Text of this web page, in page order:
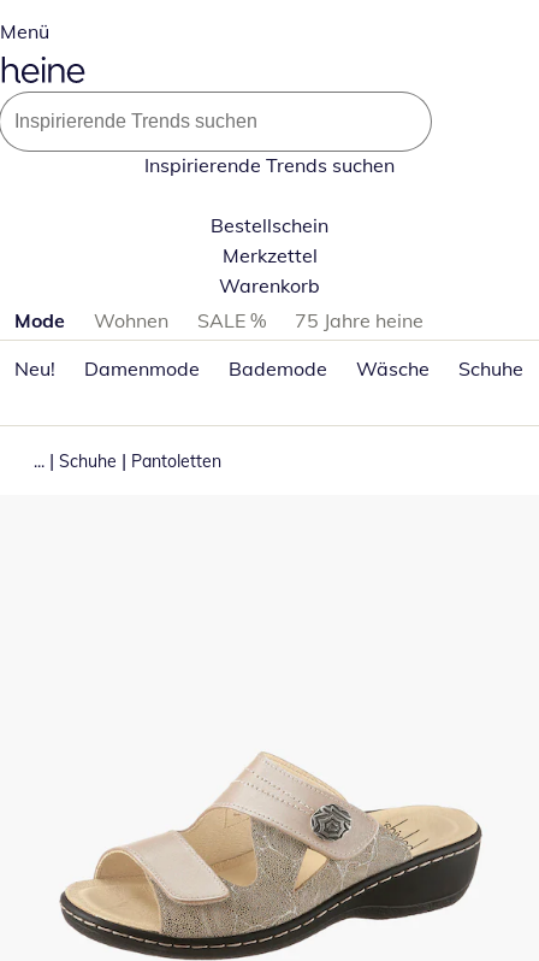
Menü
Inspirierende Trends suchen
Bestellschein
Merkzettel
Warenkorb
Produktkategorien überspringen
Mode Wohnen SALE %
75 Jahre heine
Neu!
Damenmode Bademode Wäsche Schuhe
... | Schuhe | Pantoletten